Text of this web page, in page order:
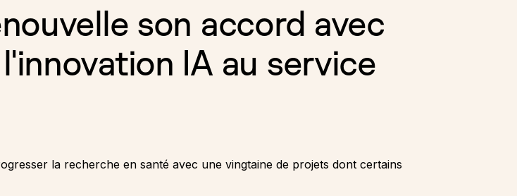
son accord avec
IA au service
la recherche en santé avec une vingtaine de projets dont certains